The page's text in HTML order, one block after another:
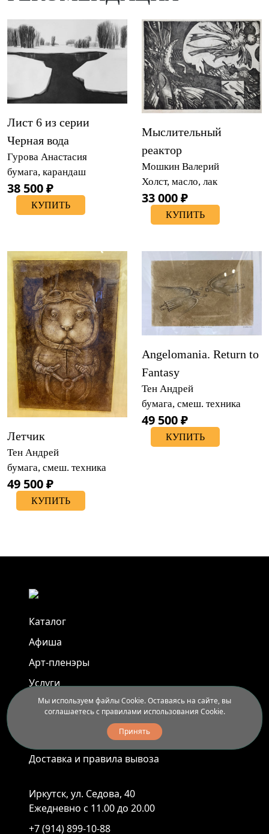
Лист 6 из серии
Черная вода
Гурова Анастасия
бумага, карандаш
38 500 ₽
КУПИТЬ
Мыслительный
реактор
Мошкин Валерий
Холст, масло, лак
33 000 ₽
КУПИТЬ
Летчик
Тен Андрей
бумага, смеш. техника
49 500 ₽
КУПИТЬ
Angelomania. Return to
Fantasy
Тен Андрей
бумага, смеш. техника
49 500 ₽
КУПИТЬ
Каталог
Афиша
Арт-пленэры
Услуги
Новости
Доставка и правила вывоза
Иркутск, ул. Седова, 40
Ежедневно с 11.00 до 20.00
+7 (914) 899-10-88
Мы используем файлы Cookie. Оставаясь на сайте, вы
соглашаетесь с правилами использования Cookie.
Принять